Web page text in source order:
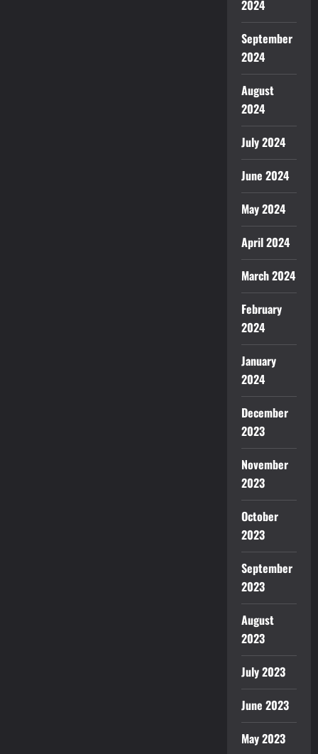
2024
September
2024
August
2024
July 2024
June 2024
May 2024
April 2024
March 2024
February
2024
January
2024
December
2023
November
2023
October
2023
September
2023
August
2023
July 2023
June 2023
May 2023